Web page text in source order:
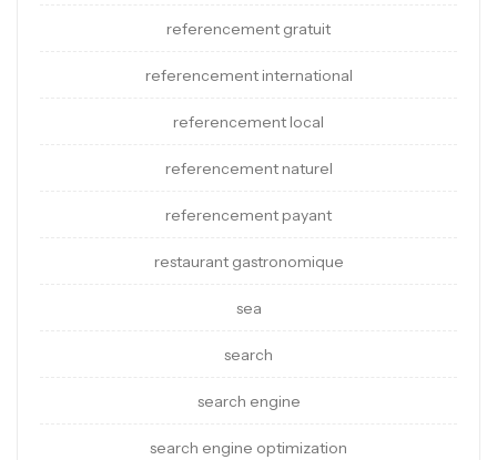
referencement gratuit
referencement international
referencement local
referencement naturel
referencement payant
restaurant gastronomique
sea
search
search engine
search engine optimization